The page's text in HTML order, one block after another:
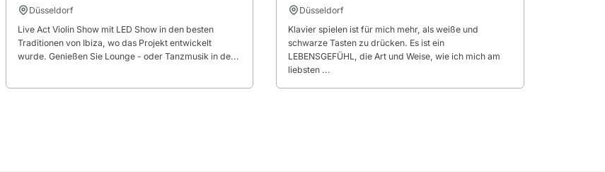
Düsseldorf
Live Act Violin Show mit LED Show in den besten
Traditionen von Ibiza, wo das Projekt entwickelt
wurde. Genießen Sie Lounge - oder Tanzmusik in de...
Düsseldorf
Klavier spielen ist für mich mehr, als weiße und
schwarze Tasten zu drücken. Es ist ein
LEBENSGEFÜHL, die Art und Weise, wie ich mich am
liebsten ...